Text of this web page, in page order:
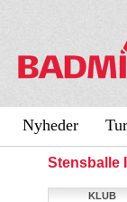
Nyheder
Stensballe
KLUB